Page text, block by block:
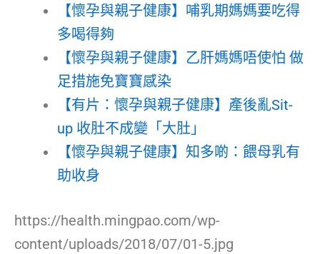
【懷孕與親子健康】哺乳期媽媽要吃得
多喝得夠
【懷孕與親子健康】乙肝媽媽唔使怕 做
足措施免寶寶感染
【有片：懷孕與親子健康】產後亂Sit-
up 收肚不成變「大肚」
【懷孕與親子健康】知多啲：餵母乳有
助收身
https://health.mingpao.com/wp-
content/uploads/2018/07/01-5.jpg